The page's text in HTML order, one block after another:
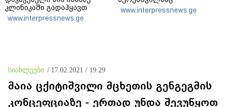
კლინიკაში გადაჰყავთ
www.interpressnews.ge
www.interpressnews.ge
სიახლეები / 17.02.2021 / 19:29
მაია ცქიტიშვილი მცხეთის გენგეგმის
კონცეფციაზე - ერთად უნდა შევუწყოთ